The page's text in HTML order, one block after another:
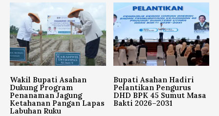
Wakil Bupati Asahan
Dukung Program
Penanaman Jagung
Ketahanan Pangan Lapas
Labuhan Ruku
Bupati Asahan Hadiri
Pelantikan Pengurus
DHD BPK 45 Sumut Masa
Bakti 2026–2031